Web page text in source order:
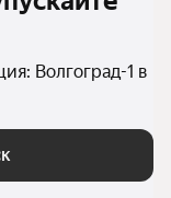
Волгоград-1 в